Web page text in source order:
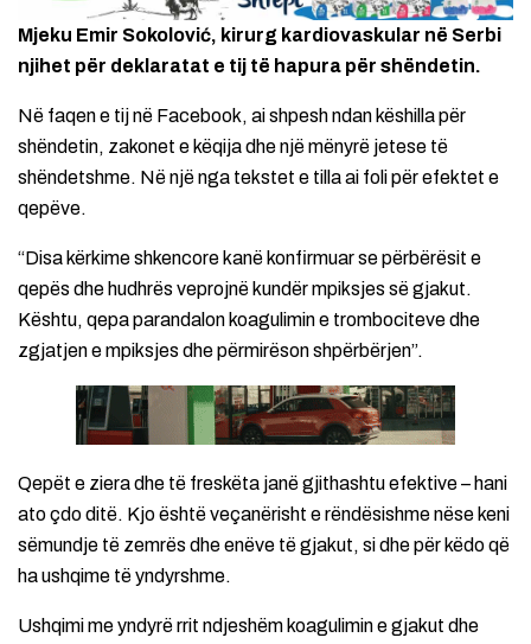
Mjeku Emir Sokolović, kirurg kardiovaskular në Serbi
njihet për deklaratat e tij të hapura për shëndetin.
Në faqen e tij në Facebook, ai shpesh ndan këshilla për
shëndetin, zakonet e këqija dhe një mënyrë jetese të
shëndetshme. Në një nga tekstet e tilla ai foli për efektet e
qepëve.
“Disa kërkime shkencore kanë konfirmuar se përbërësit e
qepës dhe hudhrës veprojnë kundër mpiksjes së gjakut.
Kështu, qepa parandalon koagulimin e trombociteve dhe
zgjatjen e mpiksjes dhe përmirëson shpërbërjen”.
Qepët e ziera dhe të freskëta janë gjithashtu efektive – hani
ato çdo ditë. Kjo është veçanërisht e rëndësishme nëse keni
sëmundje të zemrës dhe enëve të gjakut, si dhe për këdo që
ha ushqime të yndyrshme.
Ushqimi me yndyrë rrit ndjeshëm koagulimin e gjakut dhe